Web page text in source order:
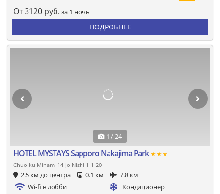
От3120 руб. за 1 ночь
ПОДРОБНЕЕ
1 / 24
HOTEL MYSTAYS Sapporo Nakajima Park★★★
Chuo-ku Minami 14-jo Nishi 1-1-20
2.5 км до центра 0.1 км
7.8 км
Wi-fi в лобби
Кондиционер